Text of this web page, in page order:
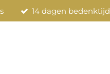
14 dagen bedenktijd